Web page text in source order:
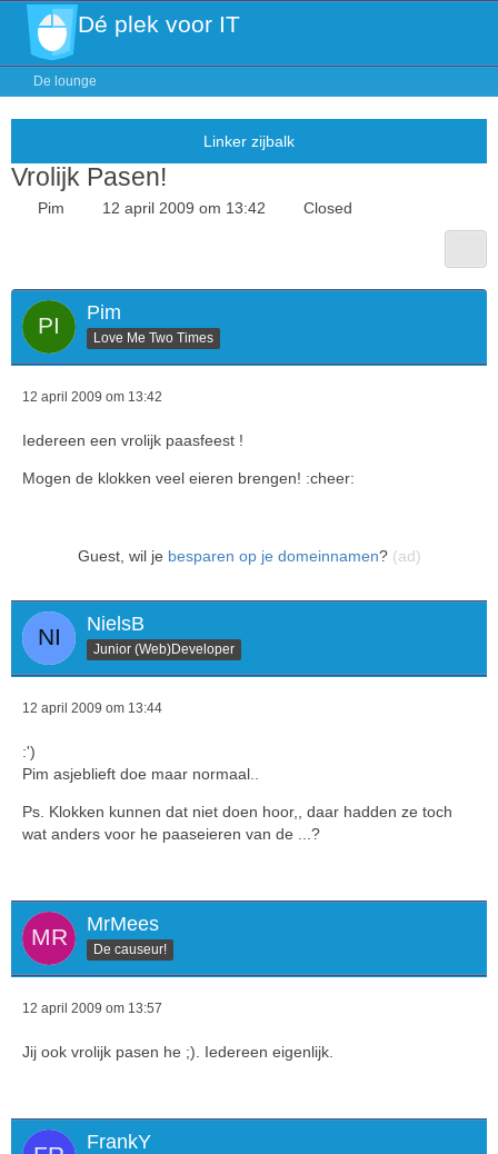
Dé plek voor IT
De lounge
Vrolijk Pasen!
Pim 12 april 2009 om 13:42 Closed
Pim
Love Me Two Times
12 april 2009 om 13:42
Iedereen een vrolijk paasfeest !
Mogen de klokken veel eieren brengen! :cheer:
Guest, wil je besparen op je domeinnamen? (ad)
NielsB
Junior (Web)Developer
12 april 2009 om 13:44
:')
Pim asjeblieft doe maar normaal..
Ps. Klokken kunnen dat niet doen hoor,, daar hadden ze toch
wat anders voor he paaseieren van de ...?
MrMees
De causeur!
12 april 2009 om 13:57
Jij ook vrolijk pasen he ;). Iedereen eigenlijk.
FrankY